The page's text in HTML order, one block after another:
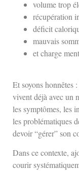
volume trop
récupération
déficit
mauvais
et charge
Et soyons honnêtes
vivent déjà avec un
les symptômes, les
les problématiques
devoir “gérer” son
Dans ce contexte,
courir